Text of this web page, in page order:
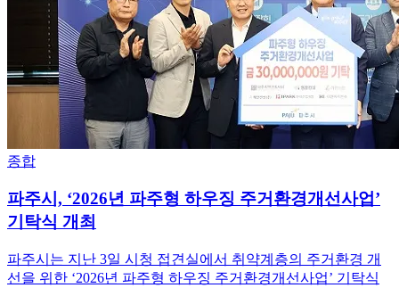
종합
파주시, ‘2026년 파주형 하우징 주거환경개선사업’
기탁식 개최
파주시는 지난 3일 시청 접견실에서 취약계층의 주거환경 개
선을 위한 ‘2026년 파주형 하우징 주거환경개선사업’ 기탁식